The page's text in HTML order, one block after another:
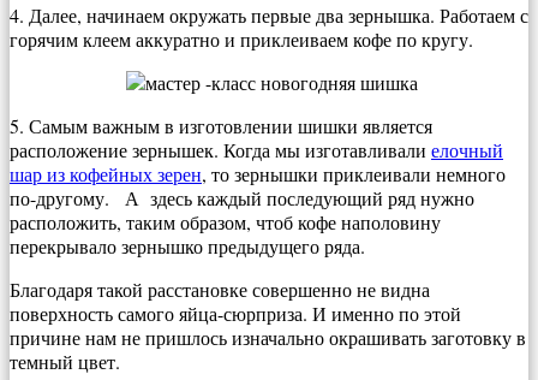
4. Далее, начинаем окружать первые два зернышка. Работаем с
горячим клеем аккуратно и приклеиваем кофе по кругу.
5. Самым важным в изготовлении шишки является
расположение зернышек. Когда мы изготавливали елочный
шар из кофейных зерен, то зернышки приклеивали немного
по-другому. А здесь каждый последующий ряд нужно
расположить, таким образом, чтоб кофе наполовину
перекрывало зернышко предыдущего ряда.
Благодаря такой расстановке совершенно не видна
поверхность самого яйца-сюрприза. И именно по этой
причине нам не пришлось изначально окрашивать заготовку в
темный цвет.